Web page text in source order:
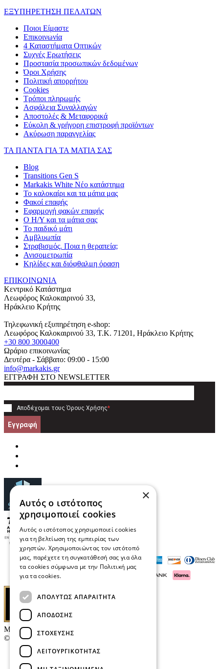
ΕΞΥΠΗΡΕΤΗΣΗ ΠΕΛΑΤΩΝ
Ποιοι Είμαστε
Επικοινωνία
4 Καταστήματα Οπτικών
Συχνές Ερωτήσεις
Προστασία προσωπικών δεδομένων
Όροι Χρήσης
Πολιτική απορρήτου
Cookies
Τρόποι πληρωμής
Ασφάλεια Συναλλαγών
Αποστολές & Μεταφορικά
Εύκολη & γρήγορη επιστροφή προϊόντων
Ακύρωση παραγγελίας
ΤΑ ΠΑΝΤΑ ΓΙΑ ΤΑ ΜΑΤΙΑ ΣΑΣ
Blog
Transitions Gen S
Markakis White Νέο κατάστημα
Το καλοκαίρι και τα μάτια μας
Φακοί επαφής
Εφαρμογή φακών επαφής
Ο Η/Υ και τα μάτια σας
Το παιδικό μάτι
Αμβλυωπία
Στραβισμός. Ποια η θεραπεία;
Ανισομετρωπία
Κηλίδες και διόφθαλμη όραση
ΕΠΙΚΟΙΝΩΝΙΑ
Κεντρικό Κατάστημα
Λεωφόρος Καλοκαιρινού 33,
Ηράκλειο Κρήτης
Τηλεφωνική εξυπηρέτηση e-shop:
Λεωφόρος Καλοκαιρινού 33, T.K. 71201, Ηράκλειο Κρήτης
+30 800 3000400
Ωράριο επικοινωνίας
Δευτέρα - Σάββατο: 09:00 - 15:00
info@markakis.gr
ΕΓΓΡΑΦΗ ΣΤΟ NEWSLETTER
Αποδέχομαι τους Όρους Χρήσης*
Εγγραφή
Μαρκάκης Οπτικά
© 2026
Επικοινωνία
E-Volution Awards
×
Αυτός ο ιστότοπος
χρησιμοποιεί cookies
Αυτός ο ιστότοπος χρησιμοποιεί cookies
για τη βελτίωση της εμπειρίας των
χρηστών. Χρησιμοποιώντας τον ιστότοπό
μας, παρέχετε τη συγκατάθεσή σας για όλα
τα cookies σύμφωνα με την Πολιτική μας
για τα cookies.
ΑΠΟΛΎΤΩΣ ΑΠΑΡΑΊΤΗΤΑ
ΑΠΌΔΟΣΗΣ
ΣΤΌΧΕΥΣΗΣ
ΛΕΙΤΟΥΡΓΙΚΌΤΗΤΑΣ